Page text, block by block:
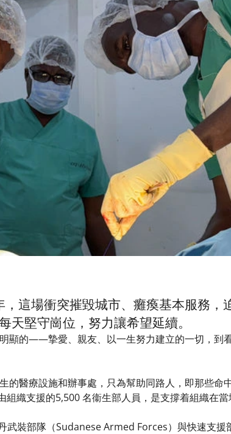
這場衝突摧毀城市、癱瘓基本服務，
天堅守崗位，努力讓希望延續。
顯的——摯愛、親友、以一生努力建立的一切，到
的醫療設施和辦事處，只為幫助同路人，即那些命
織支援的5,500 名衞生部人員，是支撐着組織在當
武裝部隊（Sudanese Armed Forces）與快速支